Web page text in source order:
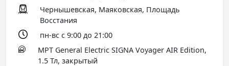
Чернышевская, Маяковская, Площадь
Восстания
пн-вс с 9:00 до 21:00
МРТ General Electric SIGNA Voyager AIR Edition,
1.5 Тл, закрытый